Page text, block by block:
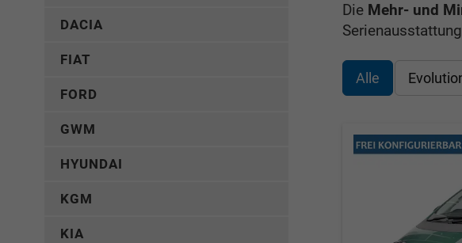
DieMehr- und
Alle
DACIA
FIAT
FORD
GWM
HYUNDAI
KGM
KIA